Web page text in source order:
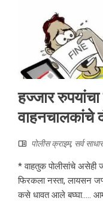
हज्जार
वाहनचालकांचे
पोलीस क्राइम, सर्व
* वाहतुक पोलीसांचे
फिरकला नस्ता, लायसन
कसे धावत आले बघ्घा.....